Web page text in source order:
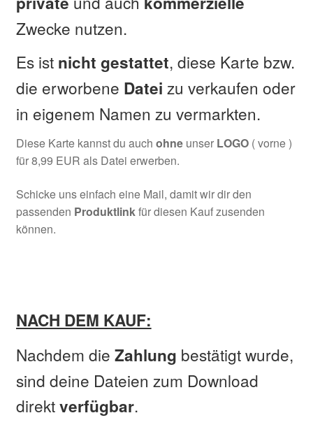
Zwecke nutzen.
Es ist nicht gestattet, diese Karte bzw.
die erworbene Datei zu verkaufen oder
in eigenem Namen zu vermarkten.
Diese Karte kannst du auch ohneunser LOGO( vorne )
für 8,99 EUR als Datei erwerben.
Schicke uns einfach eine Mail, damit wir dir den
passenden Produktlinkfür diesen Kauf zusenden
können.
NACH DEM KAUF:
Nachdem die Zahlung bestätigt wurde,
sind deine Dateien zum Download
direktverfügbar.